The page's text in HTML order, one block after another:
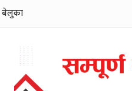
बेलुका